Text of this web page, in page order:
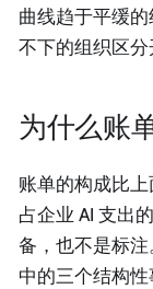
曲线趋于平缓
不下的组织区分
为什么账
账单的构成比
占企业 AI 支出
备，也不是标
中的三个结构